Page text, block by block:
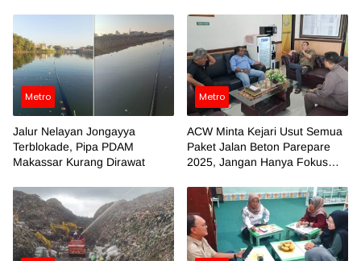
Metro
Jalur Nelayan Jongayya
Terblokade, Pipa PDAM
Makassar Kurang Dirawat
Metro
ACW Minta Kejari Usut Semua
Paket Jalan Beton Parepare
2025, Jangan Hanya Fokus